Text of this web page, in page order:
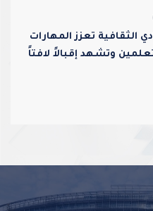
الثقافية تعزز المهارات
وتشهد إقبالاً لافتاً